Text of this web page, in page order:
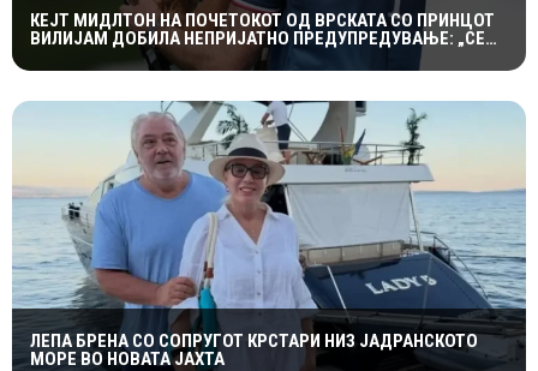
КЕЈТ МИДЛТОН НА ПОЧЕТОКОТ ОД ВРСКАТА СО ПРИНЦОТ
ВИЛИЈАМ ДОБИЛА НЕПРИЈАТНО ПРЕДУПРЕДУВАЊЕ: „СЕ
МАЖИШ ВО ПОГРЕШНО СЕМЕЈСТВО“
ЛЕПА БРЕНА СО СОПРУГОТ КРСТАРИ НИЗ ЈАДРАНСКОТО
МОРЕ ВО НОВАТА ЈАХТА